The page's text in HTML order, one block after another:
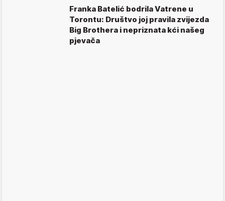
Franka Batelić bodrila Vatrene u
Torontu: Društvo joj pravila zvijezda
Big Brothera i nepriznata kći našeg
pjevača